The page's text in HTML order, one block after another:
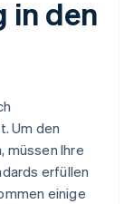
in den
Um den
müssen Ihre
erfüllen
einige